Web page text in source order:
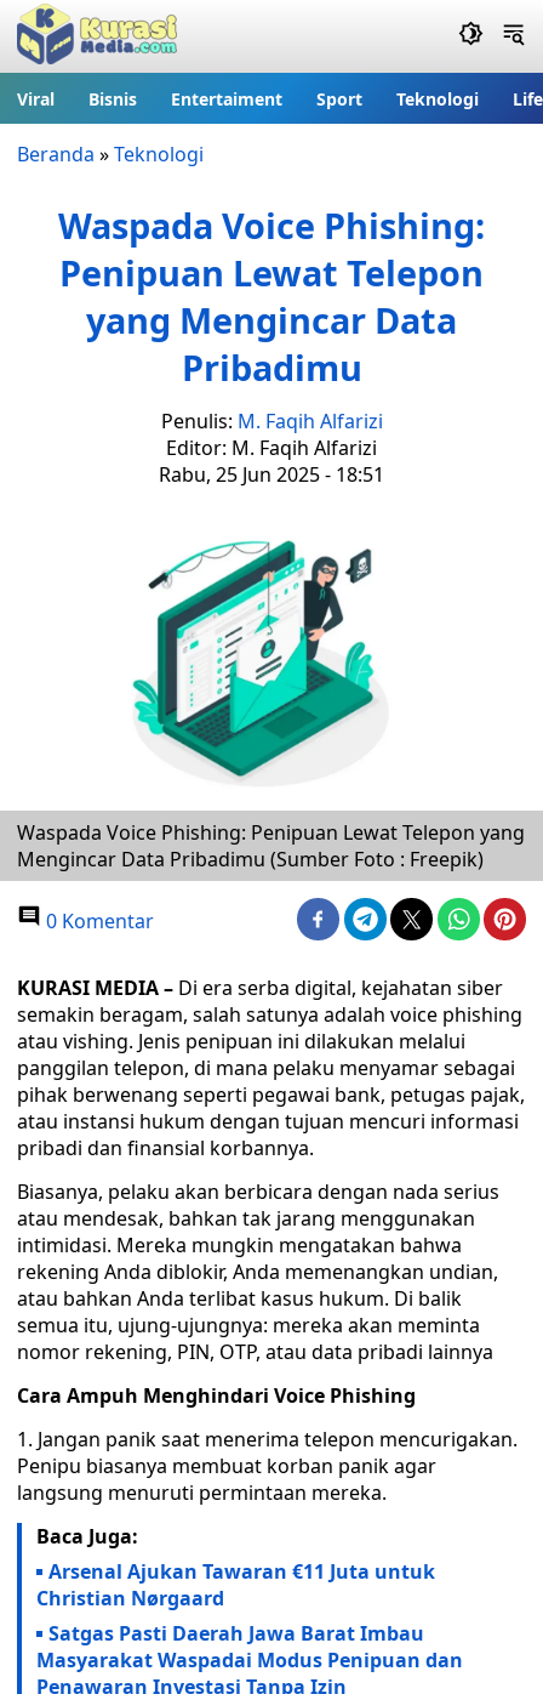
Viral Bisnis Entertaiment Sport Teknologi
Beranda »Teknologi
Waspada Voice Phishing:
Penipuan Lewat Telepon
yang Mengincar Data
Pribadimu
Penulis: M. Faqih Alfarizi
Editor: M. Faqih Alfarizi
Rabu, 25 Jun 2025 - 18:51
Waspada Voice Phishing: Penipuan Lewat Telepon yang
Mengincar Data Pribadimu (Sumber Foto : Freepik)
0 Komentar
KURASI MEDIA – Di era serba digital, kejahatan siber
semakin beragam, salah satunya adalah voice phishing
atau vishing. Jenis penipuan ini dilakukan melalui
panggilan telepon, di mana pelaku menyamar sebagai
pihak berwenang seperti pegawai bank, petugas pajak,
atau instansi hukum dengan tujuan mencuri informasi
pribadi dan finansial korbannya.
Biasanya, pelaku akan berbicara dengan nada serius
atau mendesak, bahkan tak jarang menggunakan
intimidasi. Mereka mungkin mengatakan bahwa
rekening Anda diblokir, Anda memenangkan undian,
atau bahkan Anda terlibat kasus hukum. Di balik
semua itu, ujung-ujungnya: mereka akan meminta
nomor rekening, PIN, OTP, atau data pribadi lainnya
Cara Ampuh Menghindari Voice Phishing
1. Jangan panik saat menerima telepon mencurigakan.
Penipu biasanya membuat korban panik agar
langsung menuruti permintaan mereka.
Baca Juga:
Arsenal Ajukan Tawaran €11 Juta untuk
Christian Nørgaard
Satgas Pasti Daerah Jawa Barat Imbau
Masyarakat Waspadai Modus Penipuan dan
Penawaran Investasi Tanpa Izin